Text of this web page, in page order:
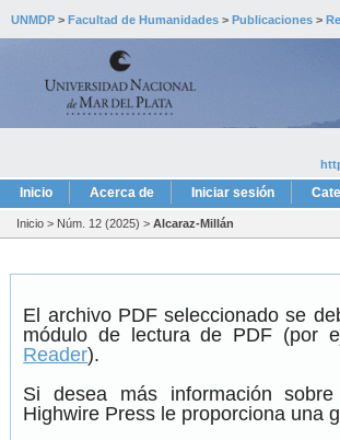
UNMDP > Facultad de Humanidades > Publicaciones >
Inicio Acerca de Iniciar sesión
Inicio > Núm. 12 (2025) > Alcaraz-Millán
El archivo PDF seleccionado se
módulo de lectura de PDF (por
Reader).
Si desea más información
Highwire Press le proporciona una